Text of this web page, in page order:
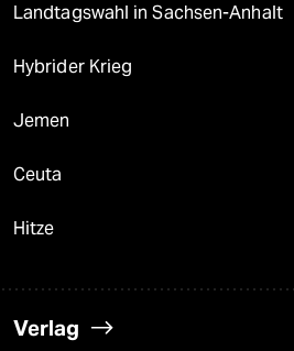
Landtagswahl in Sachsen-Anhalt
Hybrider Krieg
Jemen
Ceuta
Hitze
Verlag